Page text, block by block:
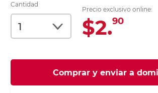
Cantidad
Precio exclusivo online:
$2.90
Comprar y enviar a